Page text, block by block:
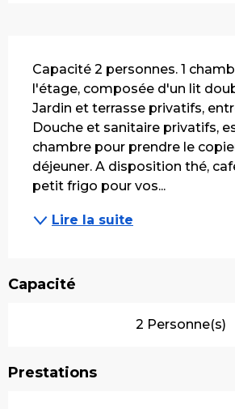
Capacité 2 personnes. 1
l'étage, composée d'un lit
Jardin et terrasse privatifs,
Douche et sanitaire privatifs,
chambre pour prendre le
déjeuner. A disposition thé,
petit frigo pour vos...
Lire la suite
Capacité
2 Personne(s)
Prestations